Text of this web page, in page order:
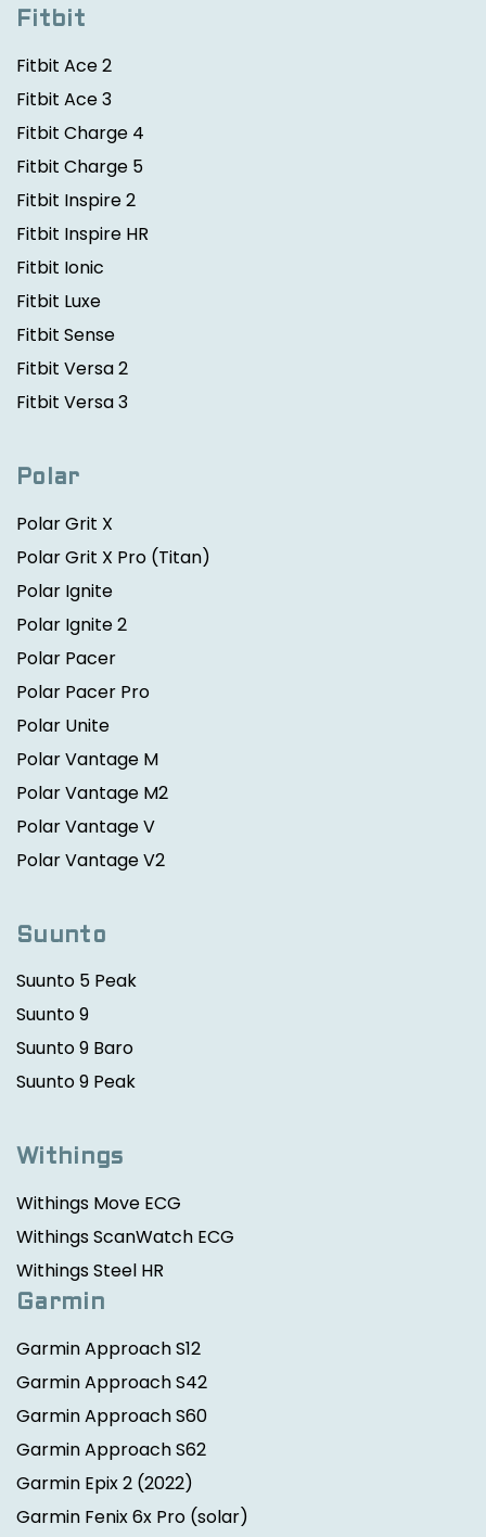
Fitbit
Fitbit Ace 2
Fitbit Ace 3
Fitbit Charge 4
Fitbit Charge 5
Fitbit Inspire 2
Fitbit Inspire HR
Fitbit Ionic
Fitbit Luxe
Fitbit Sense
Fitbit Versa 2
Fitbit Versa 3
Polar
Polar Grit X
Polar Grit X Pro (Titan)
Polar Ignite
Polar Ignite 2
Polar Pacer
Polar Pacer Pro
Polar Unite
Polar Vantage M
Polar Vantage M2
Polar Vantage V
Polar Vantage V2
Suunto
Suunto 5 Peak
Suunto 9
Suunto 9 Baro
Suunto 9 Peak
Withings
Withings Move ECG
Withings ScanWatch ECG
Withings Steel HR
Garmin
Garmin Approach S12
Garmin Approach S42
Garmin Approach S60
Garmin Approach S62
Garmin Epix 2 (2022)
Garmin Fenix 6x Pro (solar)